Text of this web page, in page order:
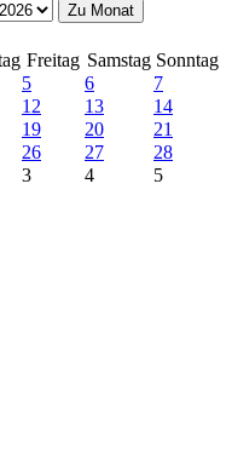
Zu Monat
Freitag Samstag Sonntag
5 6
7
12 13
14
19 20
21
26 27
28
3 4
5